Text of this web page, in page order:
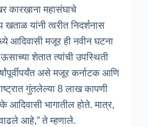
कारखाना महासंघाचे
यांनी त्वरीत निदर्शनास
आदिवासी मजूर ही नवीन घटना
ऊसाच्या शेतात त्यांची उपस्थिती
असे मजूर कर्नाटक आणि
गुंतलेल्या 8 लाख कापणी
भागातील होते. मात्र,
आहे,” ते म्हणाले.